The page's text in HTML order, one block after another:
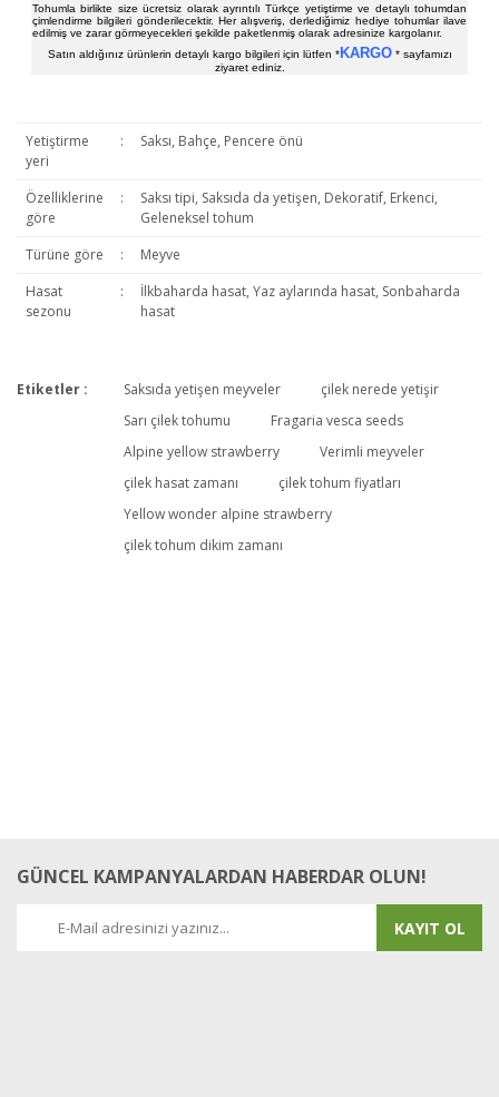
Tohumla birlikte size ücretsiz olarak ayrıntılı Türkçe yetiştirme ve detaylı tohumdan
çimlendirme bilgileri gönderilecektir. Her alışveriş, derlediğimiz hediye tohumlar ilave
edilmiş ve zarar görmeyecekleri şekilde paketlenmiş olarak adresinize kargolanır.
Satın aldığınız ürünlerin detaylı kargo bilgileri için lütfen *KARGO* sayfamızı
ziyaret ediniz.
Yetiştirme
yeri
: Saksı, Bahçe, Pencere önü
Özelliklerine
göre
:
Saksı tipi, Saksıda da yetişen, Dekoratif, Erkenci,
Geleneksel tohum
Türüne göre
:
Meyve
Hasat
sezonu
:
İlkbaharda hasat, Yaz aylarında hasat, Sonbaharda
hasat
Bu ürüne ilk yorumu siz yapın!
Yorum Yaz
Etiketler : Saksıda yetişen meyveler
çilek nerede yetişir
Sarı çilek tohumu
Fragaria vesca seeds
Alpine yellow strawberry
Verimli meyveler
çilek hasat zamanı
çilek tohum fiyatları
Yellow wonder alpine strawberry
çilek tohum dikim zamanı
GÜNCEL KAMPANYALARDAN HABERDAR OLUN!
KAYIT OL